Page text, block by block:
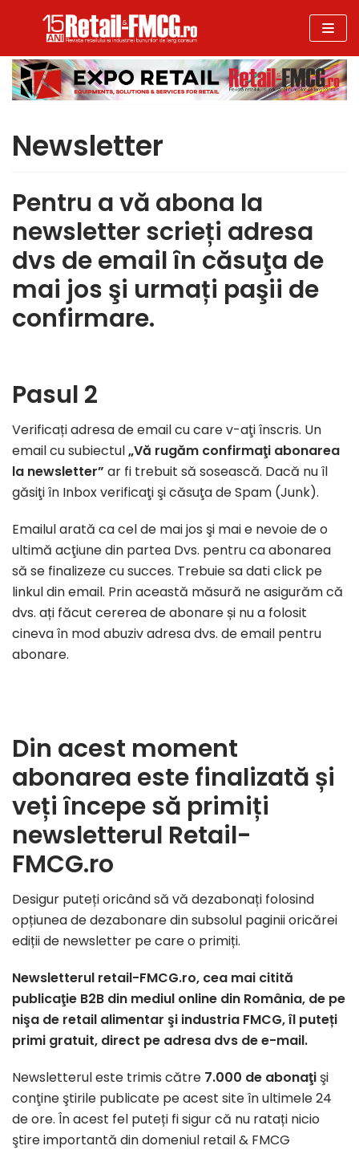
la
conținut
Newsletter
Pentru a vă abona la
newsletter scrieți adresa
dvs de email în căsuţa de
mai jos şi urmați paşii de
confirmare.
Pasul 2
Verificați adresa de email cu care v-aţi înscris. Un
email cu subiectul„Vă rugăm confirmaţi abonarea
la newsletter” ar fi trebuit să sosească. Dacă nu îl
găsiţi în Inbox verificaţi şi căsuţa de Spam (Junk).
Emailul arată ca cel de mai jos şi mai e nevoie de o
ultimă acţiune din partea Dvs. pentru ca abonarea
să se finalizeze cu succes. Trebuie sa dati click pe
linkul din email. Prin această măsură ne asigurăm că
dvs. ați făcut cererea de abonare și nu a folosit
cineva în mod abuziv adresa dvs. de email pentru
abonare.
Din acest moment
abonarea este finalizată și
veți începe să primiți
newsletterul Retail-
FMCG.ro
Desigur puteți oricând să vă dezabonați folosind
opțiunea de dezabonare din subsolul paginii oricărei
ediții de newsletter pe care o primiți.
Newsletterul retail-FMCG.ro, cea mai citită
publicaţie B2B din mediul online din România, de pe
nişa de retail alimentar şi industria FMCG, îl puteți
primi gratuit, direct pe adresa dvs de e-mail.
Newsletterul este trimis către 7.000 de abonaţi şi
conţine ştirile publicate pe acest site în ultimele 24
de ore. În acest fel puteți fi sigur că nu ratați nicio
ştire importantă din domeniul retail & FMCG